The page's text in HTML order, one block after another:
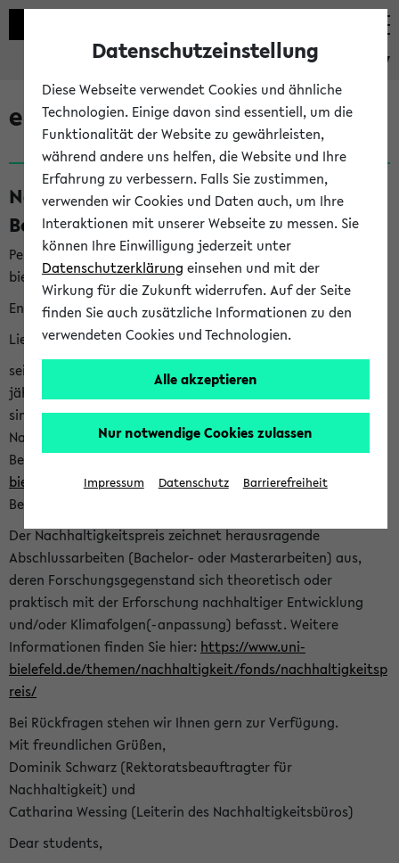
eKVV
eKVV News
Nachhaltigkeitspreis 2026:
Bewerbungsphase gestartet (06.08.26)
Per E-Mail eingestellt von nachhaltigkeitsbuero@uni-
bielefeld.de an den Verteiler 'Alle Studierenden':
English version below
Liebe Studierende,
seit 2023 verleiht das Rektorat der Universität Bielefeld
jährlich den Nachhaltigkeitspreis für Abschlussarbeiten. Sie
sind herzlich eingeladen sich mit Ihrer Abschlussarbeit beim
Nachhaltigkeitsbüro zu bewerben. Bitte nutzen Sie für Ihre
Bewerbung dieses Formular<https://formulare.uni-
bielefeld.de/frontend-server/form/provide/913/>. Die
Bewerbungsfrist endet am 30.09.2026.
Der Nachhaltigkeitspreis zeichnet herausragende
Abschlussarbeiten (Bachelor- oder Masterarbeiten) aus,
deren Forschungsgegenstand sich theoretisch oder
praktisch mit der Erforschung nachhaltiger Entwicklung
und/oder Klimafolgen(-anpassung) befasst. Weitere
Informationen finden Sie hier: https://www.uni-
bielefeld.de/themen/nachhaltigkeit/fonds/nachhaltigkeitsp
reis/
Bei Rückfragen stehen wir Ihnen gern zur Verfügung.
Mit freundlichen Grüßen,
Dominik Schwarz (Rektoratsbeauftragter für
Nachhaltigkeit) und
Catharina Wessing (Leiterin des Nachhaltigkeitsbüros)
Dear students,
Datenschutzeinstellung
Diese Webseite verwendet Cookies und ähnliche
Technologien. Einige davon sind essentiell, um die
Funktionalität der Website zu gewährleisten,
während andere uns helfen, die Website und Ihre
Erfahrung zu verbessern. Falls Sie zustimmen,
verwenden wir Cookies und Daten auch, um Ihre
Interaktionen mit unserer Webseite zu messen. Sie
können Ihre Einwilligung jederzeit unter
Datenschutzerklärung einsehen und mit der
Wirkung für die Zukunft widerrufen. Auf der Seite
finden Sie auch zusätzliche Informationen zu den
verwendeten Cookies und Technologien.
Alle akzeptieren
Nur notwendige Cookies zulassen
Impressum Datenschutz Barrierefreiheit